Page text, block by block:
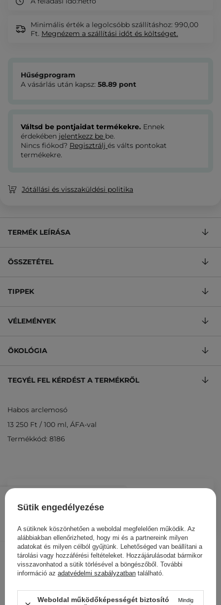
Minimális érték a legolcsóbb szállításhoz: 990,00
Ft. Megnézem a szállítási időt és költséget.
5 300 Ft
Hűségprogram
A vásárlás után kapsz: 58.89 pont
Váltsd be pontjaidat termékekre. Ennek
érdekében jelentkezz be be.
Nincs fiókod? Regisztrálj és válts pontokat
termékekre.
Jótállási és visszaküldési politika
TERMÉK LEÍRÁSA
ÖSSZETÉTEL
TIPPEK
VÉLEMÉNYEK
ÖKOLÓGIA
TEGYÉL FEL KÉRDÉST A TERMÉKRŐL
Habos arclemosó
13 250 Ft / 100 ml, ÁFA-val
Termékkód: 8186
Más ügyfeleink ezeket is
nézegették
Sütik engedélyezése
A sütiknek köszönhetően a weboldal megfelelően működik. Az
alábbiakban ellenőrizheted, hogy mi és a partnereink milyen
adatokat és milyen célból gyűjtünk. Lehetőséged van beállítani a
tárolási vagy hozzáférési feltételeket. Hozzájárulásodat bármikor
visszavonhatod a sütik törlésével a böngészőből. További
információ az adatvédelmi szabályzatban található.
Weboldal működőképességét biztosító
Mindig